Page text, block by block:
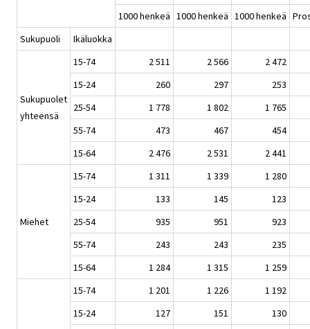
1000 henkeä 1000 henkeä 1000 henkeä
Sukupuoli
Ikäluokka
Sukupuolet
yhteensä
15-74 2 511 2 566
2 472
15-24
260 297
253
25-54
1 778 1 802
1 765
55-74
473 467
454
15-64
2 476 2 531 2 441
Miehet
15-74 1 311 1 339
1 280
15-24
133 145
123
25-54
935 951
923
55-74
243 243
235
15-64
1 284 1 315 1 259
15-74 1 201 1 226
1 192
15-24
127 151
130